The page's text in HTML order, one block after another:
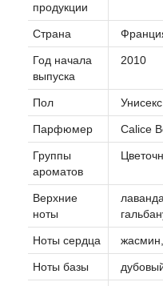
продукции
Страна
Год начала
выпуска
2010
Пол Унисекс
Парфюмер Calice
Группы
ароматов
Верхние
ноты
Ноты сердца
Ноты базы
Affinessence
Afnan
Agatha Ruiz de la Prada
Agent Provocateur
Agonist
Aigner
Aj Arabia (Widian)